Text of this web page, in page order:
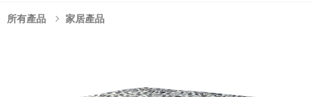
所有產品 家居產品